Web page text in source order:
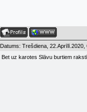
Datums: Trešdiena,
Bet uz karotes Slāvu burtiem